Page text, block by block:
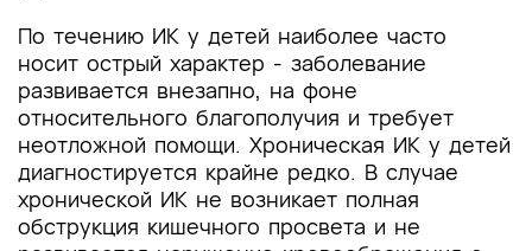
По течению ИК у детей наиболее часто
носит острый характер - заболевание
развивается внезапно, на фоне
относительного благополучия и требует
неотложной помощи. Хроническая ИК у детей
диагностируется крайне редко. В случае
хронической ИК не возникает полная
обструкция кишечного просвета и не